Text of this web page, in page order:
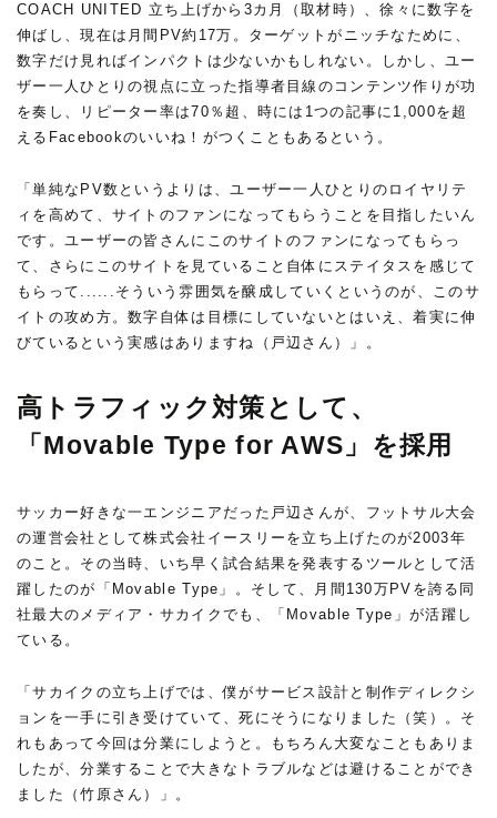
COACH UNITED 立ち上げから3カ月（取材時）、徐々に数字を
伸ばし、現在は月間PV約17万。ターゲットがニッチなために、
数字だけ見ればインパクトは少ないかもしれない。しかし、ユー
ザー一人ひとりの視点に立った指導者目線のコンテンツ作りが功
を奏し、リピーター率は70％超、時には1つの記事に1,000を超
えるFacebookのいいね！がつくこともあるという。
「単純なPV数というよりは、ユーザー一人ひとりのロイヤリテ
ィを高めて、サイトのファンになってもらうことを目指したいん
です。ユーザーの皆さんにこのサイトのファンになってもらっ
て、さらにこのサイトを見ていること自体にステイタスを感じて
もらって......そういう雰囲気を醸成していくというのが、このサ
イトの攻め方。数字自体は目標にしていないとはいえ、着実に伸
びているという実感はありますね（戸辺さん）」。
高トラフィック対策として、
「Movable Type for AWS」を採用
サッカー好きな一エンジニアだった戸辺さんが、フットサル大会
の運営会社として株式会社イースリーを立ち上げたのが2003年
のこと。その当時、いち早く試合結果を発表するツールとして活
躍したのが「Movable Type」。そして、月間130万PVを誇る同
社最大のメディア・サカイクでも、「Movable Type」が活躍し
ている。
「サカイクの立ち上げでは、僕がサービス設計と制作ディレクシ
ョンを一手に引き受けていて、死にそうになりました（笑）。そ
れもあって今回は分業にしようと。もちろん大変なこともありま
したが、分業することで大きなトラブルなどは避けることができ
ました（竹原さん）」。